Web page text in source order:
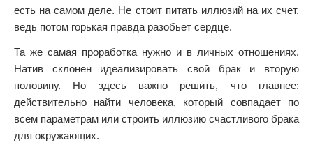
есть на самом деле. Не стоит питать иллюзий на их счет,
ведь потом горькая правда разобьет сердце.
Та же самая проработка нужно и в личных отношениях.
Натив склонен идеализировать свой брак и вторую
половину. Но здесь важно решить, что главнее:
действительно найти человека, который совпадает по
всем параметрам или строить иллюзию счастливого брака
для окружающих.